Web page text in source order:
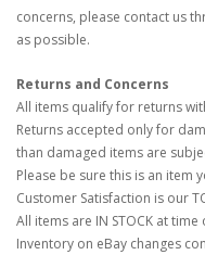
concerns, please contact us
as possible.
Returns and Concerns
All items qualify for returns
Returns accepted only for
than damaged items are
Please be sure this is an item
Customer Satisfaction is our
All items are IN STOCK at time
Inventory on eBay changes